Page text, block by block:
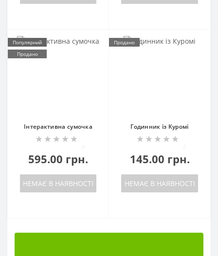
Популярний
Продано
Інтерактивна сумочка
595.00 грн.
НЕМАЄ В НАЯВНОСТІ
Продано
Годинник із Куромі
145.00 грн.
НЕМАЄ В НАЯВНОСТІ